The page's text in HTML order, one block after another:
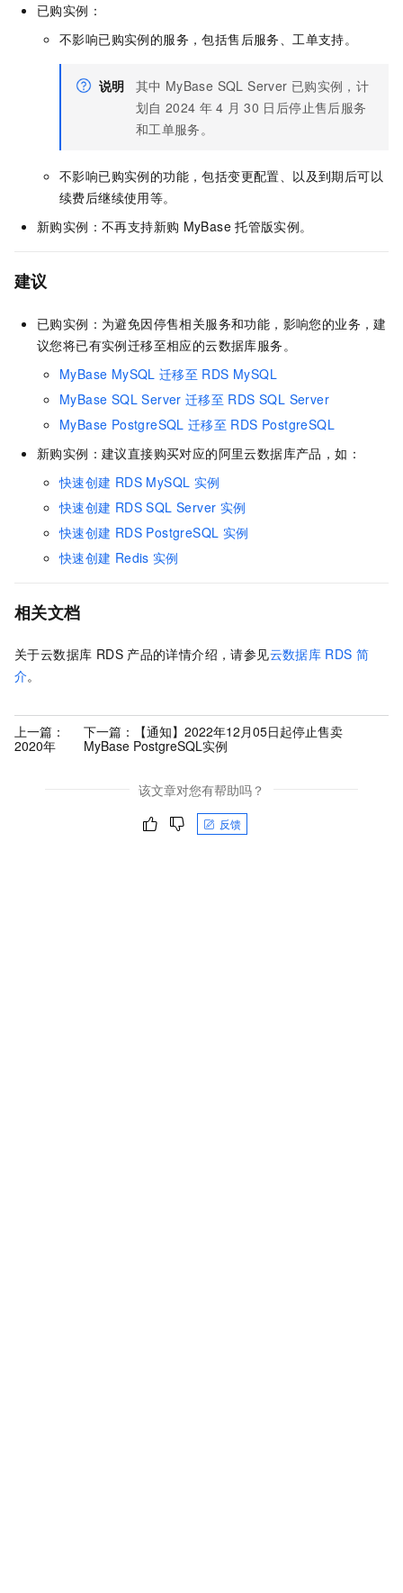
已购实例：
不影响已购实例的服务，包括售后服务、工单支持。
说明 其中 MyBase SQL Server 已购实例，计
划自 2024 年 4 月 30 日后停止售后服务
和工单服务。
不影响已购实例的功能，包括变更配置、以及到期后可以
续费后继续使用等。
新购实例：不再支持新购 MyBase 托管版实例。
建议
已购实例：为避免因停售相关服务和功能，影响您的业务，建
议您将已有实例迁移至相应的云数据库服务。
MyBase MySQL 迁移至 RDS MySQL
MyBase SQL Server 迁移至 RDS SQL Server
MyBase PostgreSQL 迁移至 RDS PostgreSQL
新购实例：建议直接购买对应的阿里云数据库产品，如：
快速创建 RDS MySQL 实例
快速创建 RDS SQL Server 实例
快速创建 RDS PostgreSQL 实例
快速创建 Redis 实例
相关文档
关于云数据库 RDS 产品的详情介绍，请参见云数据库 RDS 简
介。
上一篇：
2020年
下一篇：
【通知】2022年12月05日起停止售卖
MyBase PostgreSQL实例
该文章对您有帮助吗？
反馈